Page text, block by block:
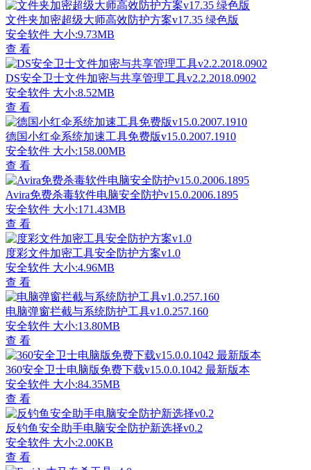
文件夹加密超级大师高效防护方案v17.35 绿色版
安全软件 大小:9.73MB
查 看
DS安全卫士文件加密与共享管理工具v2.2.2018.0902
安全软件 大小:8.52MB
查 看
德国小红伞系统加速工具免费版v15.0.2007.1910
安全软件 大小:158.00MB
查 看
Avira免费杀毒软件电脑安全防护v15.0.2006.1895
安全软件 大小:171.43MB
查 看
度彩文件加密工具安全防护方案v1.0
安全软件 大小:4.96MB
查 看
电脑弹窗拦截与系统防护工具v1.0.257.160
安全软件 大小:13.80MB
查 看
360安全卫士电脑版免费下载v15.0.0.1042 最新版本
安全软件 大小:84.35MB
查 看
反钓鱼安全助手电脑安全防护新选择v0.2
安全软件 大小:2.00KB
查 看